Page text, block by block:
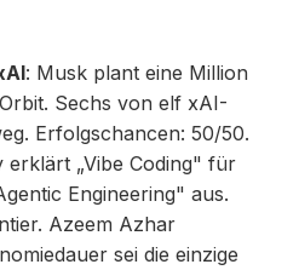
: Musk plant eine Million
Sechs von elf xAI-
Erfolgschancen: 50/50.
erklärt „Vibe Coding" für
Engineering" aus.
Azeem Azhar
sei die einzige